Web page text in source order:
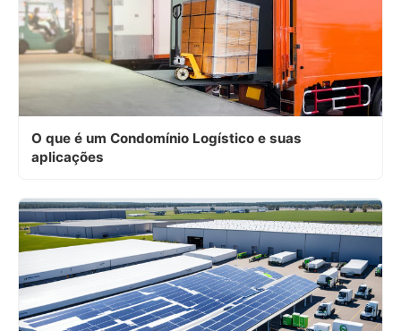
O que é um Condomínio Logístico e suas
aplicações